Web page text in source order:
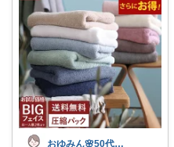
おゆみん🌸50代からの快適暮らし